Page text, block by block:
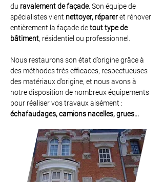
du ravalement de façade. Son équipe de
spécialistes vient nettoyer, répareret rénover
entièrement la façade detout type de
bâtiment, résidentiel ou professionnel.
Nous restaurons son état d’origine grâce à
des méthodes très efficaces, respectueuses
des matériaux d’origine, et nous avons à
notre disposition de nombreux équipements
pour réaliser vos travaux aisément :
échafaudages, camions nacelles, grues...